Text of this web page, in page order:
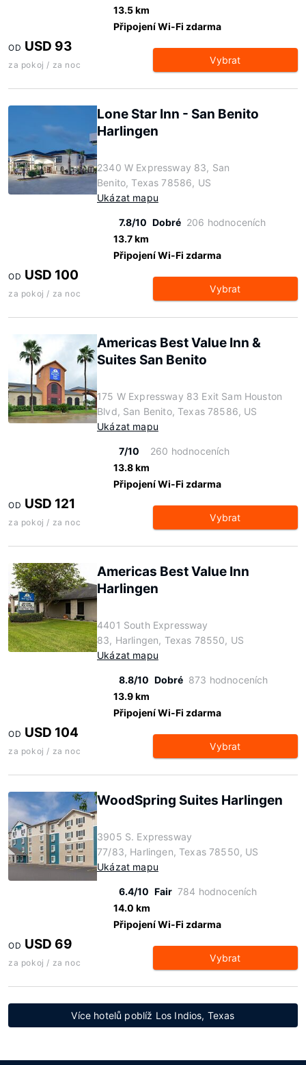
13.5 km
Připojení Wi-Fi zdarma
OD USD 93
za pokoj / za noc Vybrat
Lone Star Inn - San Benito
Harlingen
2340 W Expressway 83, San
Benito, Texas 78586, US
Ukázat mapu
7.8/10 Dobré 206 hodnoceních
13.7 km
Připojení Wi-Fi zdarma
OD USD 100
za pokoj / za noc Vybrat
Americas Best Value Inn &
Suites San Benito
175 W Expressway 83 Exit Sam Houston
Blvd, San Benito, Texas 78586, US
Ukázat mapu
7/10
260 hodnoceních
13.8 km
Připojení Wi-Fi zdarma
OD USD 121
za pokoj / za noc Vybrat
Americas Best Value Inn
Harlingen
4401 South Expressway
83, Harlingen, Texas 78550, US
Ukázat mapu
8.8/10 Dobré 873 hodnoceních
13.9 km
Připojení Wi-Fi zdarma
OD USD 104
za pokoj / za noc Vybrat
WoodSpring Suites Harlingen
3905 S. Expressway
77/83, Harlingen, Texas 78550, US
Ukázat mapu
6.4/10 Fair 784 hodnoceních
14.0 km
Připojení Wi-Fi zdarma
OD USD 69
za pokoj / za noc Vybrat
Více hotelů poblíž Los Indios, Texas